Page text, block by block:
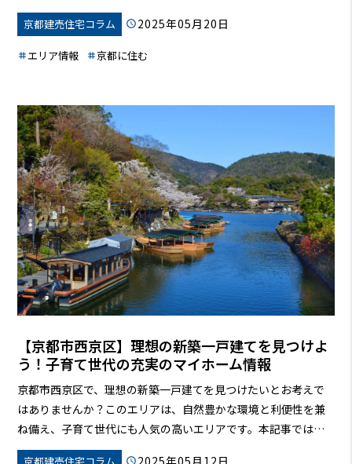
す。単なるランキングにとどまらず、
といった、住む上で重要なポイントも解説。高級住宅街から落
ち着いた田舎町まで、あなたにぴったりの住みやすい街
京都建売住宅コラム 2025年05月20日
エリア情報 京都に住む
【京都市西京区】理想の新築一戸建てを見つけよ
う！子育て世代の充実のマイホーム情報
京都市西京区で、理想の新築一戸建てを見つけたいとお考えで
はありませんか？このエリアは、自然豊かな環境と利便性を兼
ね備え、子育て世代にも人気の高いエリアです。本記事では、
西京区で新築一戸建てを探すメリットから、人気の物件の特
京都建売住宅コラム